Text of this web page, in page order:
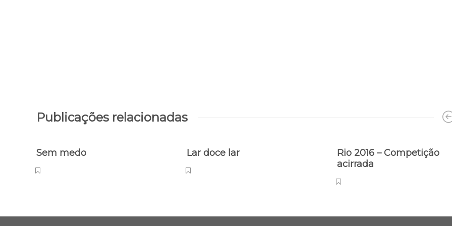
Publicações relacionadas
Sem medo Lar doce lar
Rio 2016 – Competição
acirrada